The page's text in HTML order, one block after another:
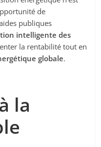
de
publiques
intelligente des
la rentabilité tout en
globale.
la